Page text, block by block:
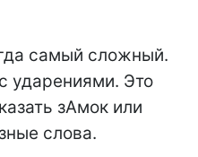
самый сложный.
ударениями. Это
зАмок или
слова.